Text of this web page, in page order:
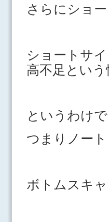
さらにショ
ショートサ
高不足という
というわけ
つまりノート
ボトムスキ